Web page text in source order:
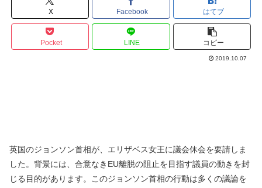
X Facebook はてブ
Pocket LINE コピー
2019.10.07
英国のジョンソン首相が、エリザベス女王に議会休会を要請しま
した。背景には、合意なきEU離脱の阻止を目指す議員の動きを封
じる目的があります。このジョンソン首相の行動は多くの議論を